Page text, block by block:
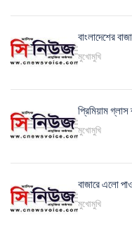
বাংলাদেশের
মুখোমুখি
প্রিমিয়াম
মুখোমুখি
বাজারে এলো
মুখোমুখি